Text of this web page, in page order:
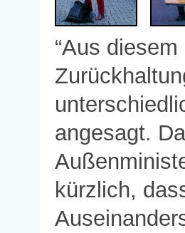
“Aus
angesagt.
kürzlich,